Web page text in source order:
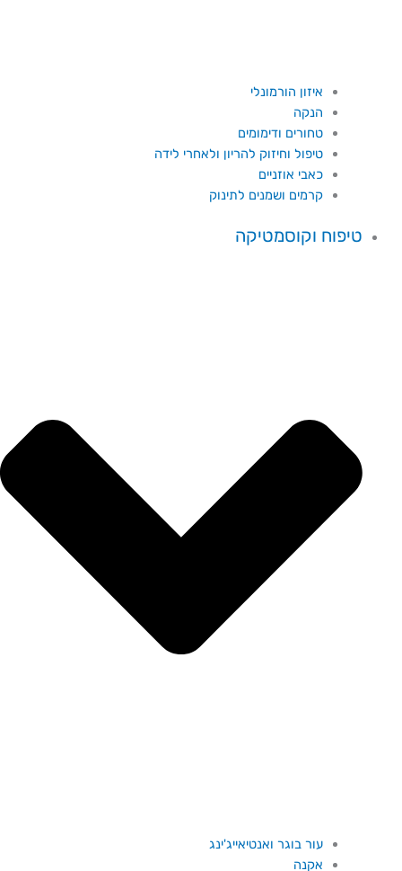
איזון הורמונלי
הנקה
טחורים ודימומים
טיפול וחיזוק להריון ולאחרי לידה
כאבי אוזניים
קרמים ושמנים לתינוק
טיפוח וקוסמטיקה
עור בוגר ואנטיאייג'ינג
אקנה